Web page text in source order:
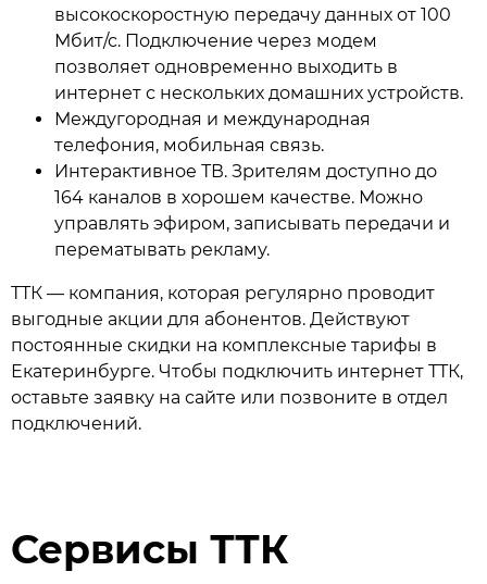
высокоскоростную передачу данных от 100
Мбит/с. Подключение через модем
позволяет одновременно выходить в
интернет с нескольких домашних устройств.
Междугородная и международная
телефония, мобильная связь.
Интерактивное ТВ. Зрителям доступно до
164 каналов в хорошем качестве. Можно
управлять эфиром, записывать передачи и
перематывать рекламу.
ТТК — компания, которая регулярно проводит
выгодные акции для абонентов. Действуют
постоянные скидки на комплексные тарифы в
Екатеринбурге. Чтобы подключить интернет ТТК,
оставьте заявку на сайте или позвоните в отдел
подключений.
Сервисы ТТК